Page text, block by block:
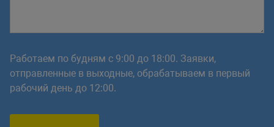
Работаем по будням с 9:00 до 18:00. Заявки,
отправленные в выходные, обрабатываем в первый
рабочий день до 12:00.